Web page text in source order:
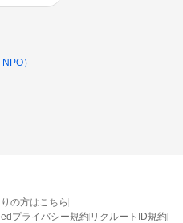
）
とプログラムの詳細案内を
るようになります
の方はこちら
プライバシー規約 リクルートID規約